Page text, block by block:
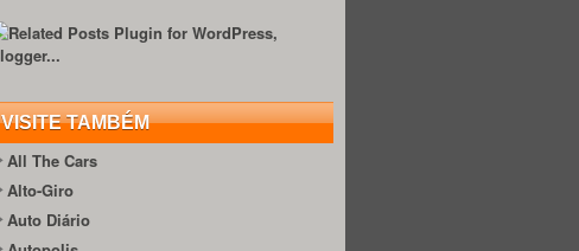
VISITE TAMBÉM
All The Cars
Alto-Giro
Auto Diário